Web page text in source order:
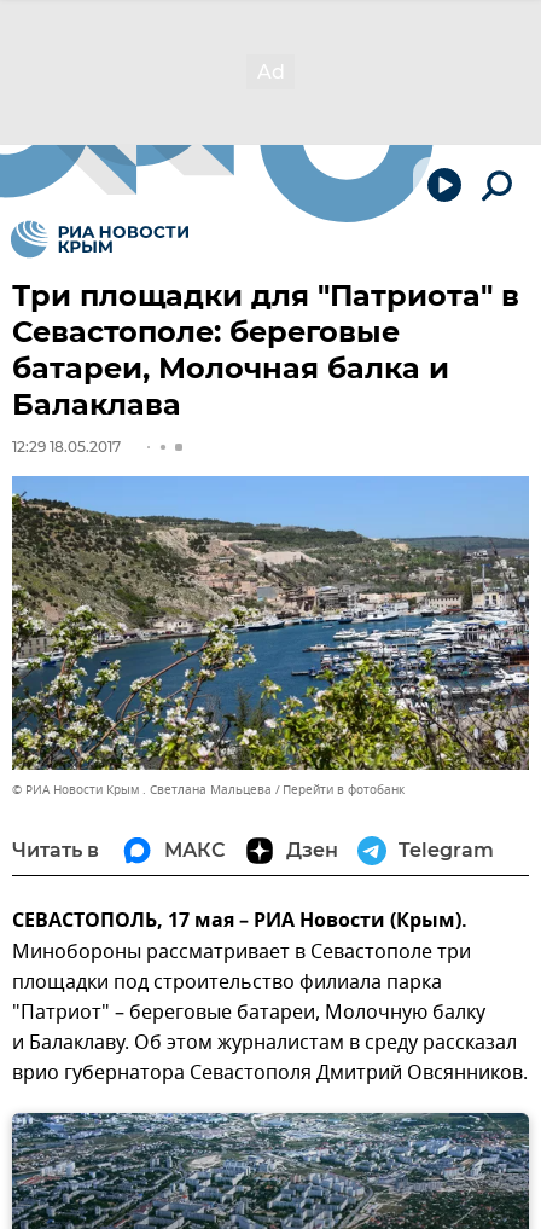
Три площадки для "Патриота" в
Севастополе: береговые
батареи, Молочная балка и
Балаклава
12:29 18.05.2017
© РИА Новости Крым . Светлана Мальцева Перейти в фотобанк
Читать в МАКС Дзен Telegram
СЕВАСТОПОЛЬ, 17 мая – РИА Новости (Крым).
Минобороны рассматривает в Севастополе три
площадки под строительство филиала парка
"Патриот" – береговые батареи, Молочную балку
и Балаклаву. Об этом журналистам в среду рассказал
врио губернатора Севастополя Дмитрий Овсянников.